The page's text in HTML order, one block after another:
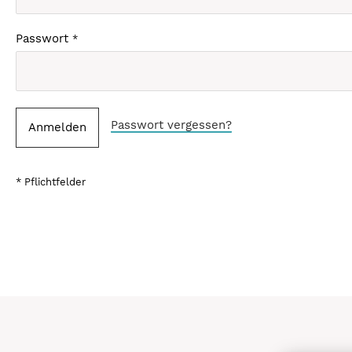
Passwort
Anmelden Passwort vergessen?